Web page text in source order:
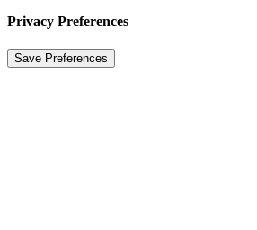
Privacy Preferences